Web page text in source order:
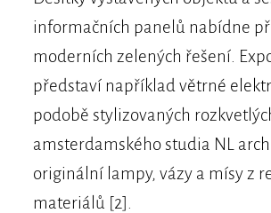
informačních panelů nabídne
moderních zelených řešení.
představí například větrné
podobě stylizovaných
amsterdamského studia NL
originální lampy, vázy a mísy z
materiálů [2].